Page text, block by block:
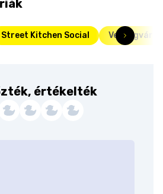
Street Kitchen Social Vendégváró
értékelték